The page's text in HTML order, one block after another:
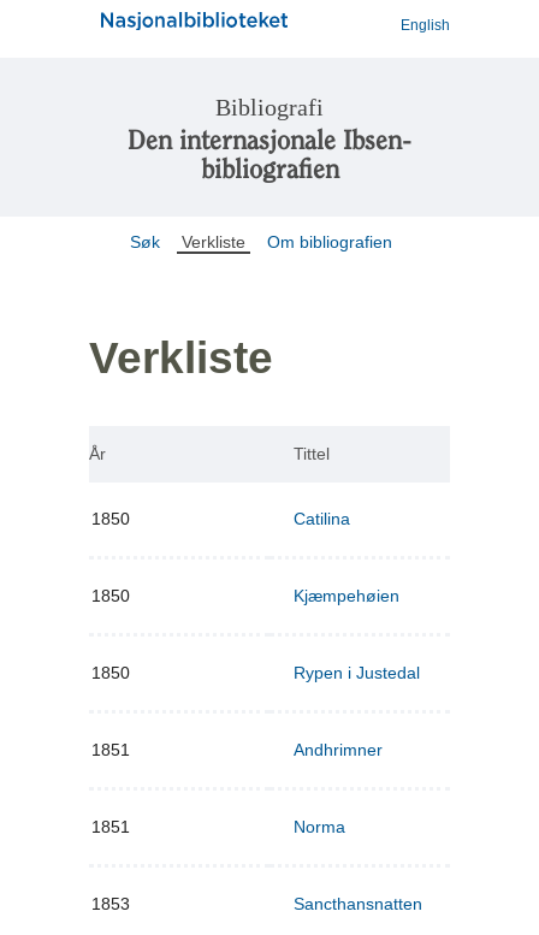
English
Bibliografi
Den internasjonale Ibsen-
bibliografien
Søk Verkliste Om bibliografien
Verkliste
År Tittel
1850 Catilina
1850 Kjæmpehøien
1850 Rypen i Justedal
1851 Andhrimner
1851 Norma
1853 Sancthansnatten